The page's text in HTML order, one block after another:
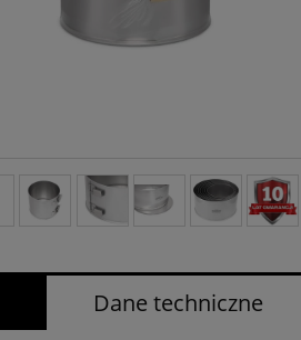
Dane techniczne